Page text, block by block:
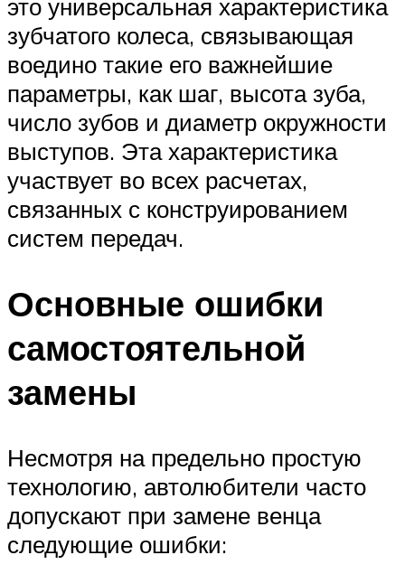
это универсальная характеристика
зубчатого колеса, связывающая
воедино такие его важнейшие
параметры, как шаг, высота зуба,
число зубов и диаметр окружности
выступов. Эта характеристика
участвует во всех расчетах,
связанных с конструированием
систем передач.
Основные ошибки
самостоятельной
замены
Несмотря на предельно простую
технологию, автолюбители часто
допускают при замене венца
следующие ошибки: